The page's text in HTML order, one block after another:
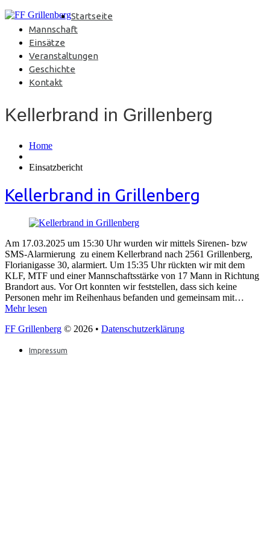
Startseite
Mannschaft
Einsätze
Veranstaltungen
Geschichte
Kontakt
Kellerbrand in Grillenberg
Home
Einsatzbericht
Kellerbrand in Grillenberg
Am 17.03.2025 um 15:30 Uhr wurden wir mittels Sirenen- bzw
SMS-Alarmierung zu einem Kellerbrand nach 2561 Grillenberg,
Florianigasse 30, alarmiert. Um 15:35 Uhr rückten wir mit dem
KLF, MTF und einer Mannschaftsstärke von 17 Mann in Richtung
Brandort aus. Vor Ort konnten wir feststellen, dass sich keine
Personen mehr im Reihenhaus befanden und gemeinsam mit…
Mehr lesen
FF Grillenberg © 2026 • Datenschutzerklärung
Impressum